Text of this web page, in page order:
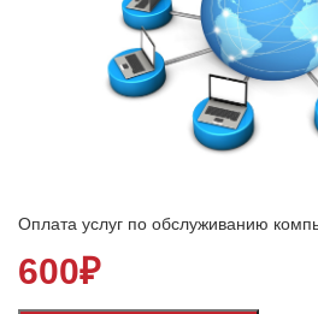
Оплата услуг по обслуживанию
600₽